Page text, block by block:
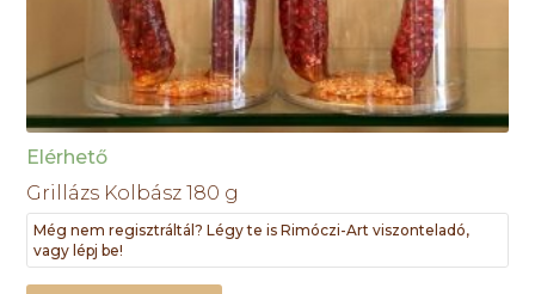
Elérhető
Grillázs Kolbász 180 g
Még nem regisztráltál? Légy te is Rimóczi-Art viszonteladó,
vagy lépj be!